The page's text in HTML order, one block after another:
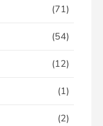
(71)
(54)
(12)
(1)
(2)